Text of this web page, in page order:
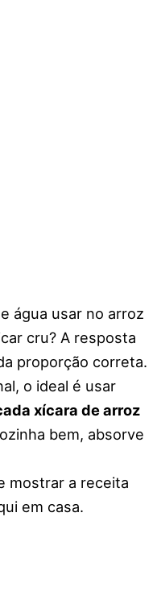
água usar no arroz
cru? A resposta
proporção correta.
o ideal é usar
xícara de arroz
bem, absorve
mostrar a receita
em casa.